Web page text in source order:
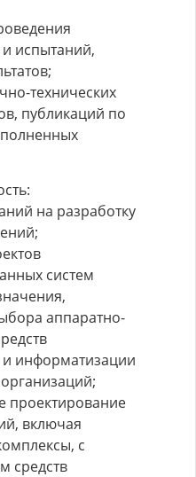
испытаний,
технических
публикаций по
на разработку
систем
аппаратно-
информатизации
проектирование
включая
с
средств